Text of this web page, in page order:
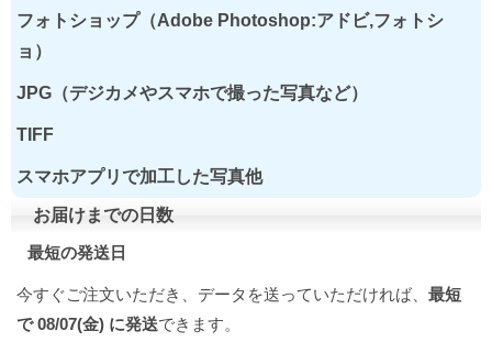
フォトショップ（Adobe Photoshop:アドビ,フォトシ
ョ）
JPG（デジカメやスマホで撮った写真など）
TIFF
スマホアプリで加工した写真他
お届けまでの日数
最短の発送日
今すぐご注文いただき、データを送っていただければ、 最短
で 08/07(金) に発送できます。